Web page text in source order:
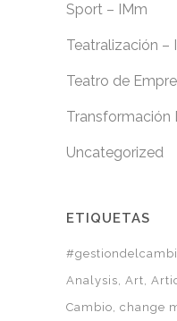
Sport – IMm
Teatralización –
Teatro de
Transformación
Uncategorized
ETIQUETAS
Analysis Art
Cambio change